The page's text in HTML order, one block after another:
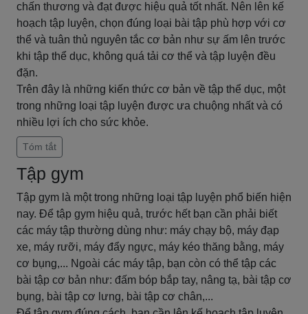
chấn thương và đạt được hiệu quả tốt nhất. Nên lên kế
hoạch tập luyện, chọn đúng loại bài tập phù hợp với cơ
thể và tuân thủ nguyên tắc cơ bản như sự ấm lên trước
khi tập thể dục, không quá tải cơ thể và tập luyện đều
đặn.
Trên đây là những kiến thức cơ bản về tập thể dục, một
trong những loại tập luyện được ưa chuộng nhất và có
nhiều lợi ích cho sức khỏe.
Tóm tắt
Tập gym
Tập gym là một trong những loại tập luyện phổ biến hiện
nay. Để tập gym hiệu quả, trước hết bạn cần phải biết
các máy tập thường dùng như: máy chạy bộ, máy đạp
xe, máy rưỡi, máy đẩy ngực, máy kéo thăng bằng, máy
cơ bụng,... Ngoài các máy tập, bạn còn có thể tập các
bài tập cơ bản như: đấm bóp bắp tay, nâng tạ, bài tập cơ
bụng, bài tập cơ lưng, bài tập cơ chân,...